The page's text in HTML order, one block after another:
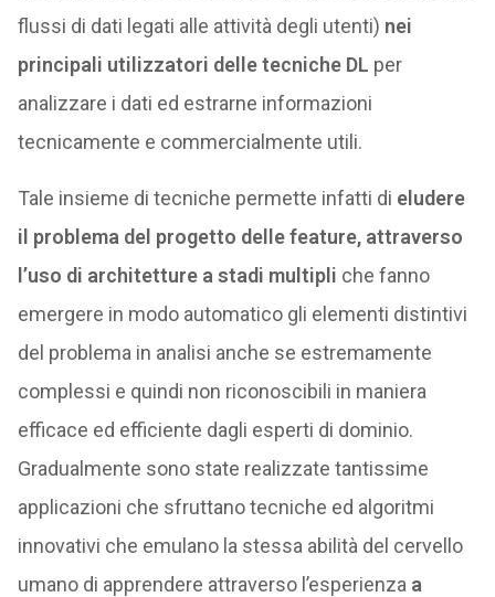
flussi di dati legati alle attività degli utenti) nei
principali utilizzatori delle tecniche DL per
analizzare i dati ed estrarne informazioni
tecnicamente e commercialmente utili.
Tale insieme di tecniche permette infatti di eludere
il problema del progetto delle feature, attraverso
l’uso di architetture a stadi multipli che fanno
emergere in modo automatico gli elementi distintivi
del problema in analisi anche se estremamente
complessi e quindi non riconoscibili in maniera
efficace ed efficiente dagli esperti di dominio.
Gradualmente sono state realizzate tantissime
applicazioni che sfruttano tecniche ed algoritmi
innovativi che emulano la stessa abilità del cervello
umano di apprendere attraverso l’esperienza a